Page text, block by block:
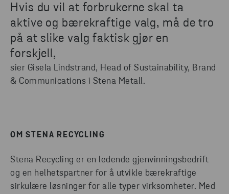
Hvis du vil at forbrukerne skal ta
aktive og bærekraftige valg, må de tro
på at slike valg faktisk gjør en
forskjell,
sier Gisela Lindstrand, Head of Sustainability, Brand
& Communications i Stena Metall.
OM STENA RECYCLING
Stena Recycling er en ledende gjenvinningsbedrift
og en helhetspartner for å utvikle bærekraftige
sirkulære løsninger for alle typer virksomheter. Med